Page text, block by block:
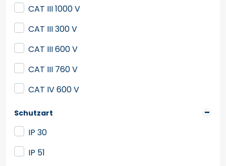
CAT III 1000 V
CAT III 300 V
CAT III 600 V
CAT III 760 V
CAT IV 600 V
Schutzart
IP 30
IP 51